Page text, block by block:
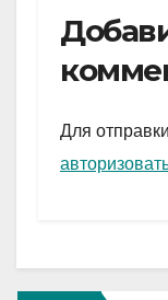
e
gr
a
m
Для